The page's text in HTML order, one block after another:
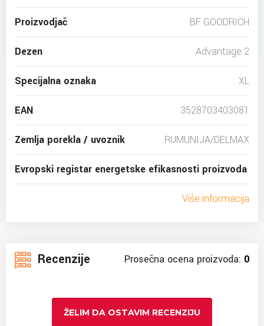
Proizvodjač BF GOODRICH
Dezen Advantage 2
Specijalna oznaka XL
EAN 3528703403081
Zemlja porekla / uvoznik RUMUNIJA/DELMAX
Evropski registar energetske efikasnosti proizvoda
Više informacija
Recenzije Prosečna ocena proizvoda: 0
ŽELIM DA OSTAVIM RECENZIJU